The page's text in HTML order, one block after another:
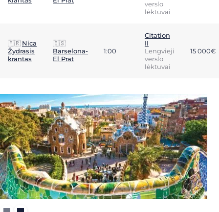
verslo
lėktuvai
🇫🇷 Nica
Žydrasis
krantas
🇪🇸
Barselona-
El Prat
1:00
Citation
II
Lengvieji
verslo
lėktuvai
15 000€